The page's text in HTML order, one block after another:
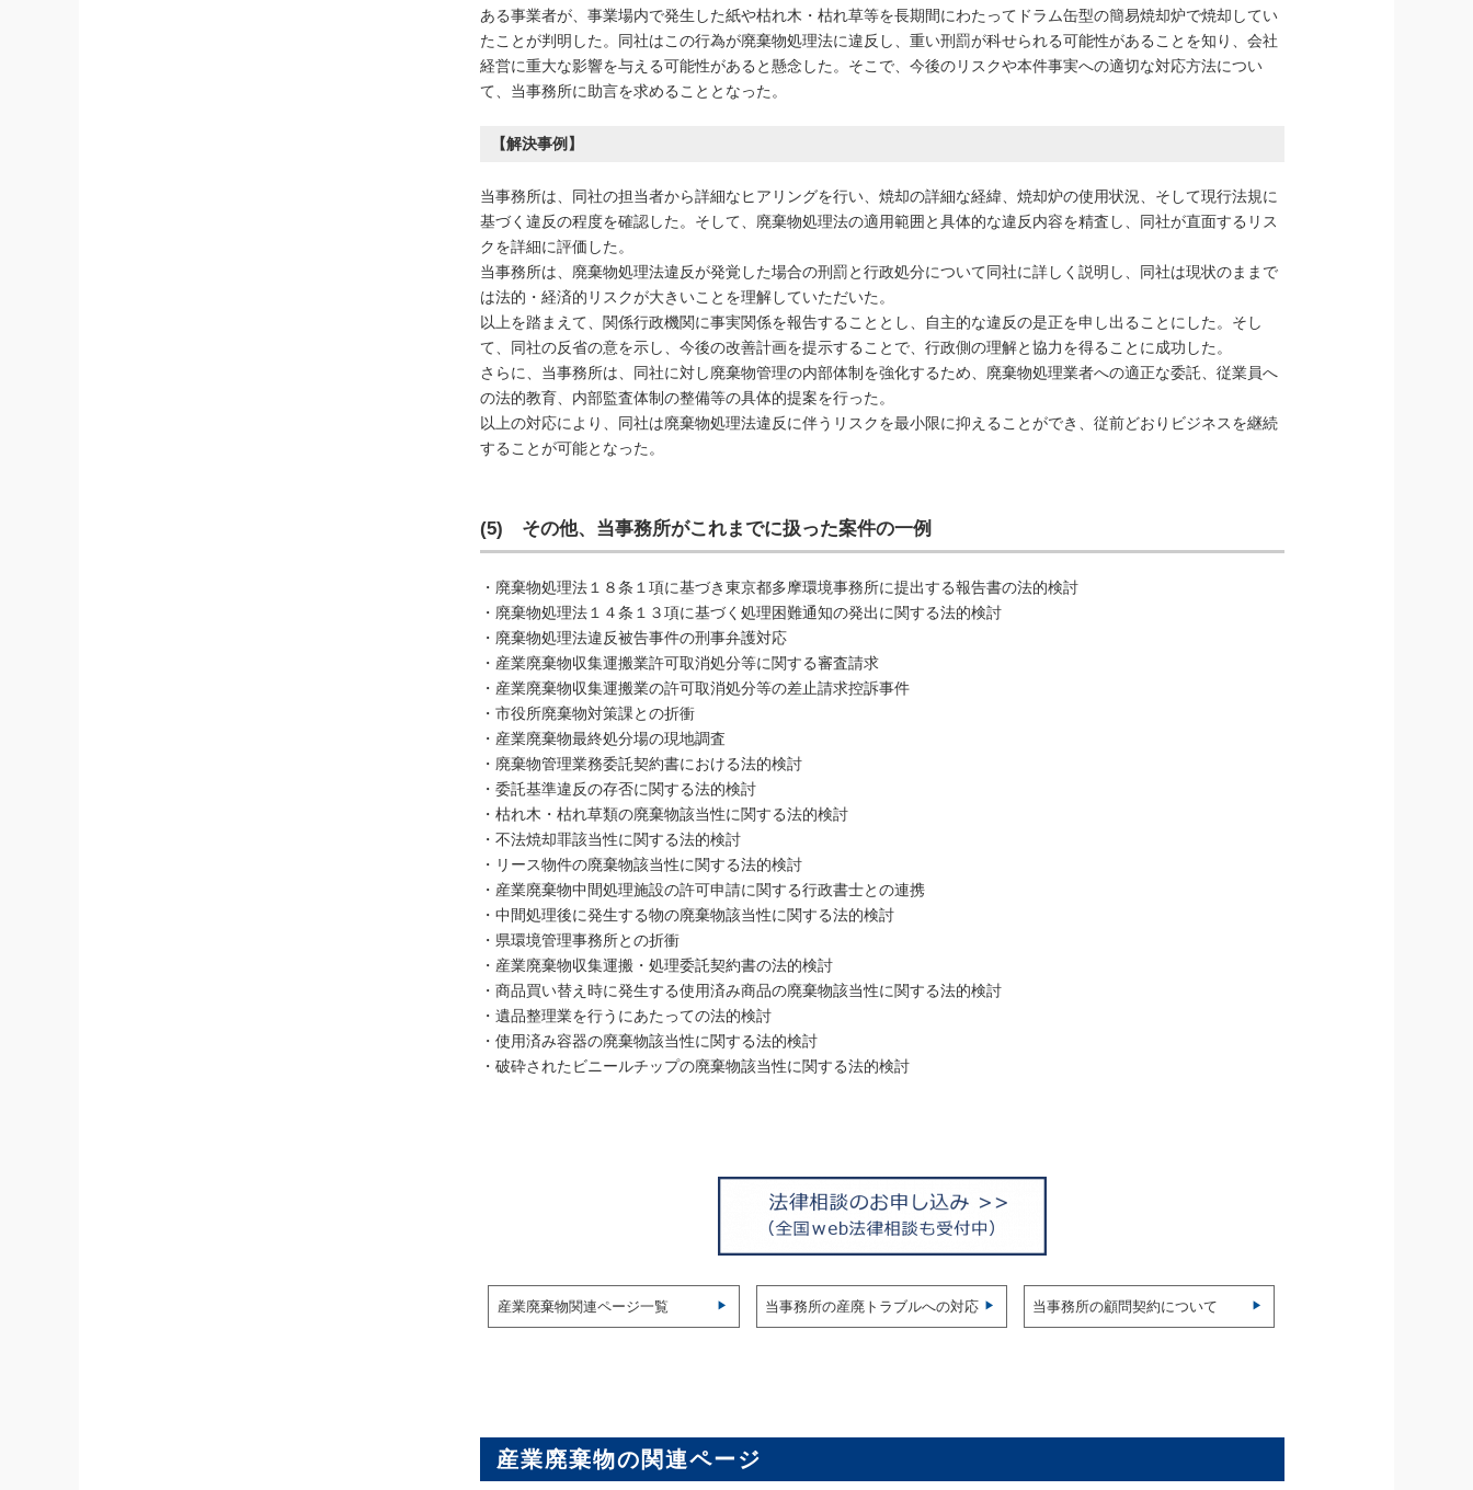
ある事業者が、事業場内で発生した紙や枯れ木・枯れ草等を長期間にわたってドラム缶型の簡易焼却炉で焼却してい
たことが判明した。同社はこの行為が廃棄物処理法に違反し、重い刑罰が科せられる可能性があることを知り、会社
経営に重大な影響を与える可能性があると懸念した。そこで、今後のリスクや本件事実への適切な対応方法につい
て、当事務所に助言を求めることとなった。
【解決事例】
当事務所は、同社の担当者から詳細なヒアリングを行い、焼却の詳細な経緯、焼却炉の使用状況、そして現行法規に
基づく違反の程度を確認した。そして、廃棄物処理法の適用範囲と具体的な違反内容を精査し、同社が直面するリス
クを詳細に評価した。
当事務所は、廃棄物処理法違反が発覚した場合の刑罰と行政処分について同社に詳しく説明し、同社は現状のままで
は法的・経済的リスクが大きいことを理解していただいた。
以上を踏まえて、関係行政機関に事実関係を報告することとし、自主的な違反の是正を申し出ることにした。そし
て、同社の反省の意を示し、今後の改善計画を提示することで、行政側の理解と協力を得ることに成功した。
さらに、当事務所は、同社に対し廃棄物管理の内部体制を強化するため、廃棄物処理業者への適正な委託、従業員へ
の法的教育、内部監査体制の整備等の具体的提案を行った。
以上の対応により、同社は廃棄物処理法違反に伴うリスクを最小限に抑えることができ、従前どおりビジネスを継続
することが可能となった。
(5) その他、当事務所がこれまでに扱った案件の一例
・廃棄物処理法１８条１項に基づき東京都多摩環境事務所に提出する報告書の法的検討
・廃棄物処理法１４条１３項に基づく処理困難通知の発出に関する法的検討
・廃棄物処理法違反被告事件の刑事弁護対応
・産業廃棄物収集運搬業許可取消処分等に関する審査請求
・産業廃棄物収集運搬業の許可取消処分等の差止請求控訴事件
・市役所廃棄物対策課との折衝
・産業廃棄物最終処分場の現地調査
・廃棄物管理業務委託契約書における法的検討
・委託基準違反の存否に関する法的検討
・枯れ木・枯れ草類の廃棄物該当性に関する法的検討
・不法焼却罪該当性に関する法的検討
・リース物件の廃棄物該当性に関する法的検討
・産業廃棄物中間処理施設の許可申請に関する行政書士との連携
・中間処理後に発生する物の廃棄物該当性に関する法的検討
・県環境管理事務所との折衝
・産業廃棄物収集運搬・処理委託契約書の法的検討
・商品買い替え時に発生する使用済み商品の廃棄物該当性に関する法的検討
・遺品整理業を行うにあたっての法的検討
・使用済み容器の廃棄物該当性に関する法的検討
・破砕されたビニールチップの廃棄物該当性に関する法的検討
産業廃棄物関連ページ一覧 当事務所の産廃トラブルへの対応 当事務所の顧問契約について
産業廃棄物の関連ページ